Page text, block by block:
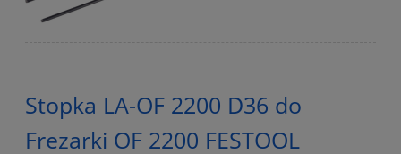
Stopka LA-OF 2200 D36 do
Frezarki OF 2200 FESTOOL